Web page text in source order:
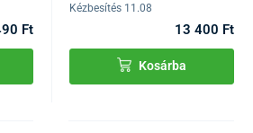
Ft
Kézbesítés 11.08
13 400 Ft
Kosárba